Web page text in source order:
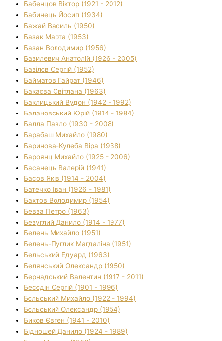
Бабенцов Віктор (1921 - 2012)
Бабинець Йосип (1934)
Бажай Василь (1950)
Базак Марта (1953)
Базан Володимир (1956)
Базилевич Анатолій (1926 - 2005)
Базілєв Сергій (1952)
Байматов Гайрат (1946)
Бакаєва Світлана (1963)
Баклицький Вудон (1942 - 1992)
Балановський Юрій (1914 - 1984)
Балла Павло (1930 - 2008)
Барабаш Михайло (1980)
Баринова-Кулеба Віра (1938)
Бароянц Михайло (1925 - 2006)
Басанець Валерій (1941)
Басов Яків (1914 - 2004)
Батечко Іван (1926 - 1981)
Бахтов Володимир (1954)
Бевза Петро (1963)
Безуглий Данило (1914 - 1977)
Белень Михайло (1951)
Белень-Пуглик Магдаліна (1951)
Бельський Едуард (1963)
Белянський Олександр (1950)
Бернадський Валентин (1917 - 2011)
Бесєдін Сергій (1901 - 1996)
Бєльський Михайло (1922 - 1994)
Бєльський Олександр (1954)
Биков Євген (1941 - 2010)
Бідношей Данило (1924 - 1989)